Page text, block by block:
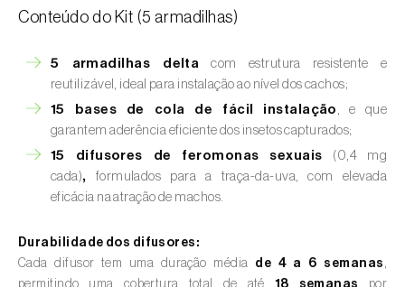
Conteúdo do Kit (5 armadilhas)
5 armadilhas delta com estrutura resistente e
reutilizável, ideal para instalação ao nível dos cachos;
15 bases de cola de fácil instalação , e que
garantem aderência eficiente dos insetos capturados;
15 difusores de feromonas sexuais (0,4 mg
cada),
formulados para a traça-da-uva, com elevada
eficácia na atração de machos.
Durabilidade dos difusores:
Cada difusor tem uma duração média de 4 a 6 semanas ,